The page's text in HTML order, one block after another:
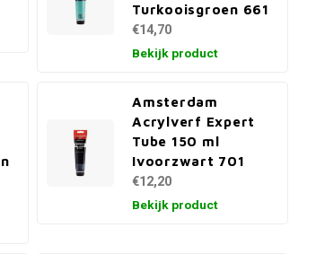
Turkooisgroen 661
€14,70
Bekijk product
Amsterdam
Acrylverf Expert
Tube 150 ml
Ivoorzwart 701
€12,20
Bekijk product